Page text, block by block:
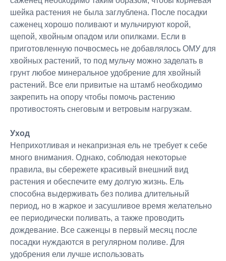
шейка растения не была заглублена. После посадки
саженец хорошо поливают и мульчируют корой,
щепой, хвойным опадом или опилками. Если в
приготовленную почвосмесь не добавлялось ОМУ для
хвойных растений, то под мульчу можно заделать в
грунт любое минеральное удобрение для хвойный
растений. Все ели привитые на штамб необходимо
закрепить на опору чтобы помочь растению
противостоять снеговым и ветровым нагрузкам.
Уход
Неприхотливая и некапризная ель не требует к себе
много внимания. Однако, соблюдая некоторые
правила, вы сбережете красивый внешний вид
растения и обеспечите ему долгую жизнь. Ель
способна выдерживать без полива длительный
период, но в жаркое и засушливое время желательно
ее периодически поливать, а также проводить
дождевание. Все саженцы в первый месяц после
посадки нуждаются в регулярном поливе. Для
удобрения ели лучше использовать